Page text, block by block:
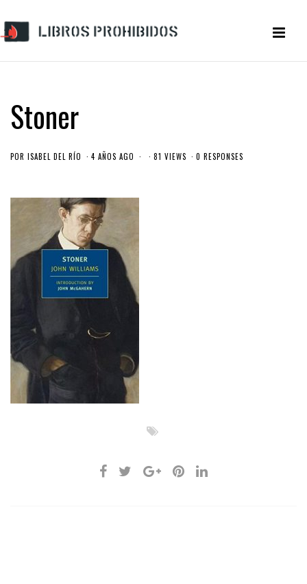
Stoner
POR ISABEL DEL RÍO 4 AÑOS AGO 81 VIEWS 0 RESPONSES